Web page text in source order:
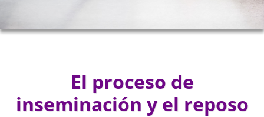
El proceso de
inseminación y el reposo